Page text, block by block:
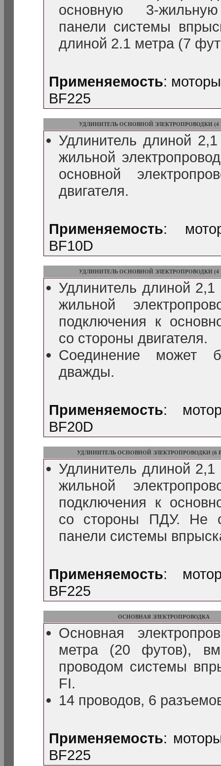
основную 3-жильную
панели системы
длиной 2.1 метра (7
Применяемость:
BF225
УДЛИНИТЕЛЬ ОСНОВНОЙ ЭЛЕКТРОПРОВОДКИ (4
Удлинитель длиной
жильной
основной
двигателя.
Применяемость:
BF10D
УДЛИНИТЕЛЬ ОСНОВНОЙ ЭЛЕКТРОПРОВОДКИ (4
Удлинитель длиной
жильной
подключения к
со стороны двигателя.
Соединение может
дважды.
Применяемость:
BF20D
УДЛИНИТЕЛЬ ОСНОВНОЙ ЭЛЕКТРОПРОВОДКИ (6
Удлинитель длиной
жильной
подключения к
со стороны ПДУ. Не
панели системы
Применяемость:
BF225
ОСНОВНАЯ ЭЛЕКТРОПРОВОДКА
Основная
метра (20 футов),
проводом системы
FI.
14 проводов, 6
Применяемость:
BF225